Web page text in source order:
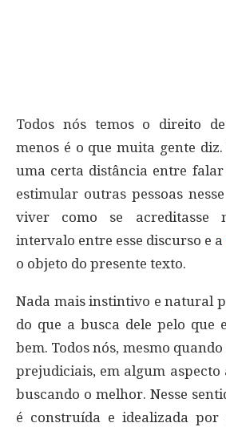
Todos nós temos o direito
menos é o que muita gente
uma certa distância entre falar
estimular outras pessoas
viver como se acreditasse
intervalo entre esse discurso e a
o objeto do presente texto.
Nada mais instintivo e natural
do que a busca dele pelo que
bem. Todos nós, mesmo
prejudiciais, em algum aspecto
buscando o melhor. Nesse
é construída e idealizada por